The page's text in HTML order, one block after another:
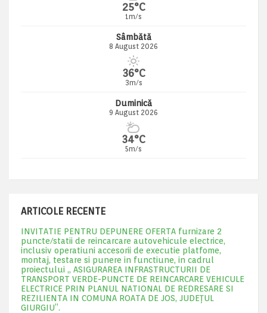
25°C
1m/s
Sâmbătă
8 August 2026
36°C
3m/s
Duminică
9 August 2026
34°C
5m/s
ARTICOLE RECENTE
INVITATIE PENTRU DEPUNERE OFERTA furnizare 2
puncte/statii de reincarcare autovehicule electrice,
inclusiv operatiuni accesorii de executie platfome,
montaj, testare si punere in functiune, in cadrul
proiectului „ ASIGURAREA INFRASTRUCTURII DE
TRANSPORT VERDE-PUNCTE DE REINCARCARE VEHICULE
ELECTRICE PRIN PLANUL NATIONAL DE REDRESARE SI
REZILIENTA IN COMUNA ROATA DE JOS, JUDEŢUL
GIURGIU”.